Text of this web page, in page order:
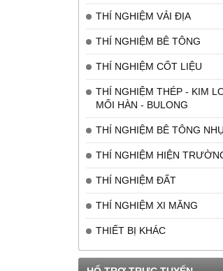
THÍ NGHIỆM VẢI ĐỊA
THÍ NGHIỆM BÊ TÔNG
THÍ NGHIỆM CỐT LIỆU
THÍ NGHIỆM THÉP - KIM
MỐI HÀN - BULONG
THÍ NGHIỆM BÊ TÔNG
THÍ NGHIỆM HIỆN
THÍ NGHIỆM ĐẤT
THÍ NGHIỆM XI MĂNG
THIẾT BỊ KHÁC